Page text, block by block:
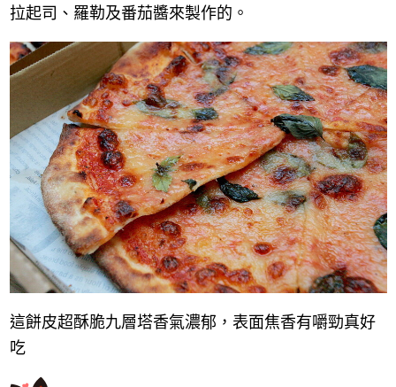
拉起司、羅勒及番茄醬來製作的。
這餅皮超酥脆九層塔香氣濃郁，表面焦香有嚼勁真好
吃